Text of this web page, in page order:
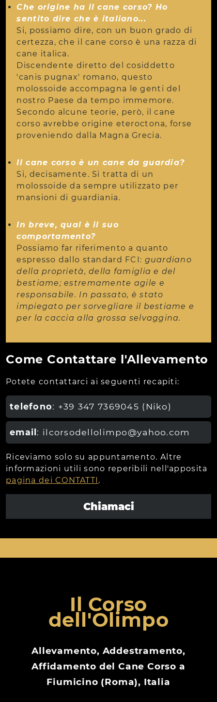
Che origine ha il cane corso? Ho
sentito dire che è italiano...
Si, possiamo dire, con un buon grado di
certezza, che il cane corso è una razza di
cane italica.
Discendente diretto del cosiddetto
'canis pugnax' romano, questo
molossoide accompagna le genti del
nostro Paese da tempo immemore.
Secondo alcune teorie, però, il cane
corso avrebbe origine eteroctona, forse
proveniendo dalla Magna Grecia.
Il cane corso è un cane da guardia?
Si, decisamente. Si tratta di un
molossoide da sempre utilizzato per
mansioni di guardiania.
In breve, qual è il suo
comportamento?
Possiamo far riferimento a quanto
espresso dallo standard FCI: guardiano
della proprietà, della famiglia e del
bestiame; estremamente agile e
responsabile. In passato, è stato
impiegato per sorvegliare il bestiame e
per la caccia alla grossa selvaggina.
Come Contattare l'Allevamento
Potete contattarci ai seguenti recapiti:
telefono: +39 347 7369045 (Niko)
email : ilcorsodellolimpo@yahoo.com
Riceviamo solo su appuntamento. Altre
informazioni utili sono reperibili nell'apposita
pagina dei CONTATTI .
Chiamaci
Il Corso
dell'Olimpo
Allevamento, Addestramento,
Affidamento del Cane Corso a
Fiumicino (Roma), Italia